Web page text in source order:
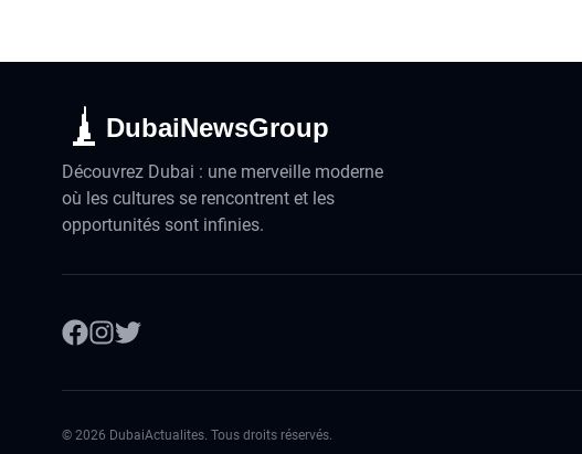
DubaiNewsGroup
Découvrez Dubai : une merveille moderne
où les cultures se rencontrent et les
opportunités sont infinies.
© 2026 DubaiActualites. Tous droits réservés.